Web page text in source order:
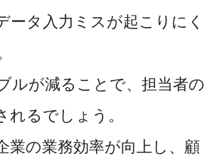
ータ入力ミスが起こりにく
ルが減ることで、担当者の
れるでしょう。
業の業務効率が向上し、顧